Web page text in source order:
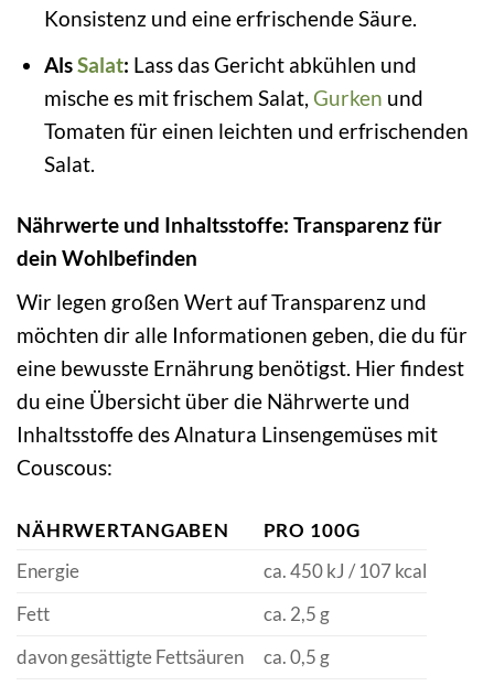
Konsistenz und eine erfrischende Säure.
AlsSalat: Lass das Gericht abkühlen und
mische es mit frischem Salat, Gurken und
Tomaten für einen leichten und erfrischenden
Salat.
Nährwerte und Inhaltsstoffe: Transparenz für
dein Wohlbefinden
Wir legen großen Wert auf Transparenz und
möchten dir alle Informationen geben, die du für
eine bewusste Ernährung benötigst. Hier findest
du eine Übersicht über die Nährwerte und
Inhaltsstoffe des Alnatura Linsengemüses mit
Couscous:
NÄHRWERTANGABEN
PRO 100G
Energie
ca. 450 kJ / 107 kcal
Fett
ca. 2,5 g
davon gesättigte Fettsäuren
ca. 0,5 g